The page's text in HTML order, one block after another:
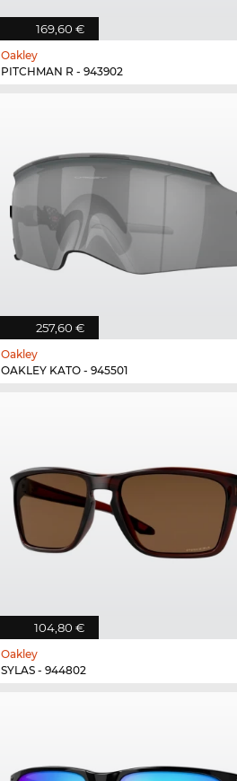
169,60 €
Oakley
PITCHMAN R - 943902
257,60 €
Oakley
OAKLEY KATO - 945501
104,80 €
Oakley
SYLAS - 944802